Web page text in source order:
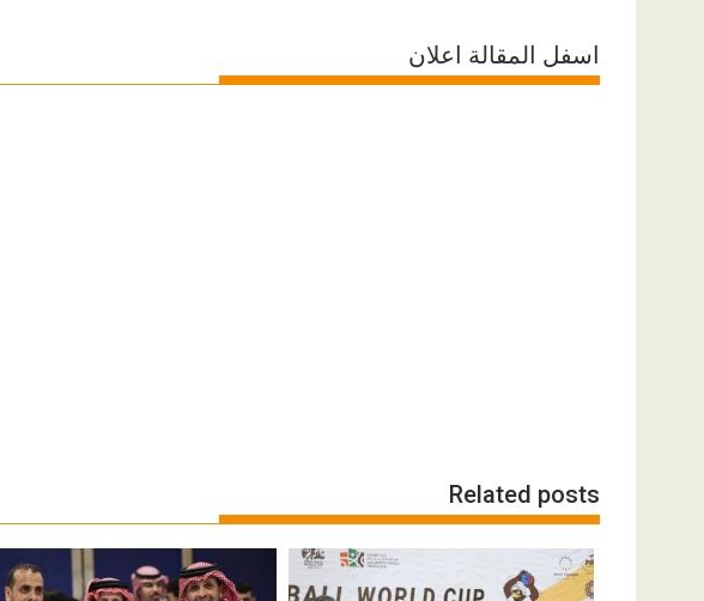
اسفل المقالة اعلان
Related posts